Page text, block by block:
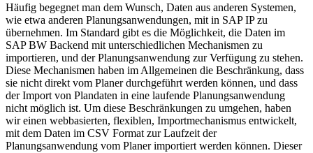
Häufig begegnet man dem Wunsch, Daten aus anderen Systemen,
wie etwa anderen Planungsanwendungen, mit in SAP IP zu
übernehmen. Im Standard gibt es die Möglichkeit, die Daten im
SAP BW Backend mit unterschiedlichen Mechanismen zu
importieren, und der Planungsanwendung zur Verfügung zu stehen.
Diese Mechanismen haben im Allgemeinen die Beschränkung, dass
sie nicht direkt vom Planer durchgeführt werden können, und dass
der Import von Plandaten in eine laufende Planungsanwendung
nicht möglich ist. Um diese Beschränkungen zu umgehen, haben
wir einen webbasierten, flexiblen, Importmechanismus entwickelt,
mit dem Daten im CSV Format zur Laufzeit der
Planungsanwendung vom Planer importiert werden können. Dieser